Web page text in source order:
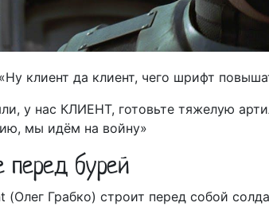
клиент да клиент, чего шрифт
у нас КЛИЕНТ, готовьте тяжелую
мы идём на войну»
перед бурей
(Олег Грабко) строит перед собой